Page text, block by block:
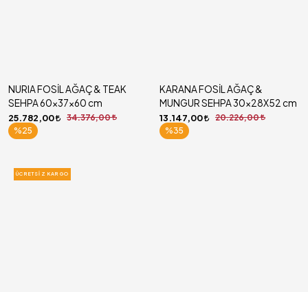
NURIA FOSİL AĞAÇ & TEAK
SEHPA 60x37x60 cm
25.782,00
34.376,00
%25
KARANA FOSİL AĞAÇ &
MUNGUR SEHPA 30x28X52 cm
13.147,00
20.226,00
%35
ÜCRETSIZ KARGO